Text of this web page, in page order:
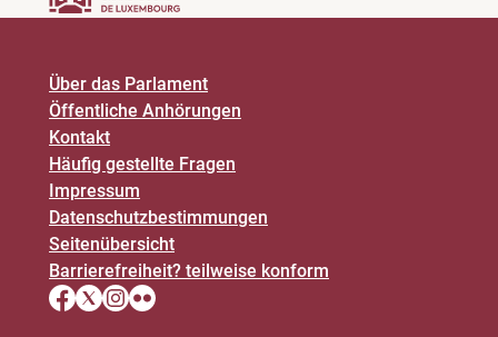
Über das Parlament
Öffentliche Anhörungen
Kontakt
Häufig gestellte Fragen
Impressum
Datenschutz­bestimmungen
Seitenübersicht
Barrierefreiheit? teilweise konform